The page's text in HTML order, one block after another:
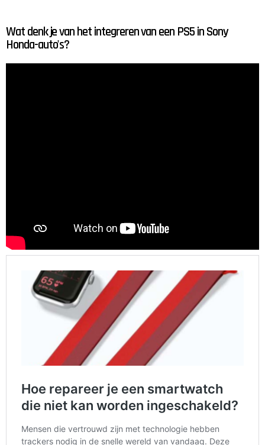
Wat denk je van het integreren van een PS5 in Sony
Honda-auto's?